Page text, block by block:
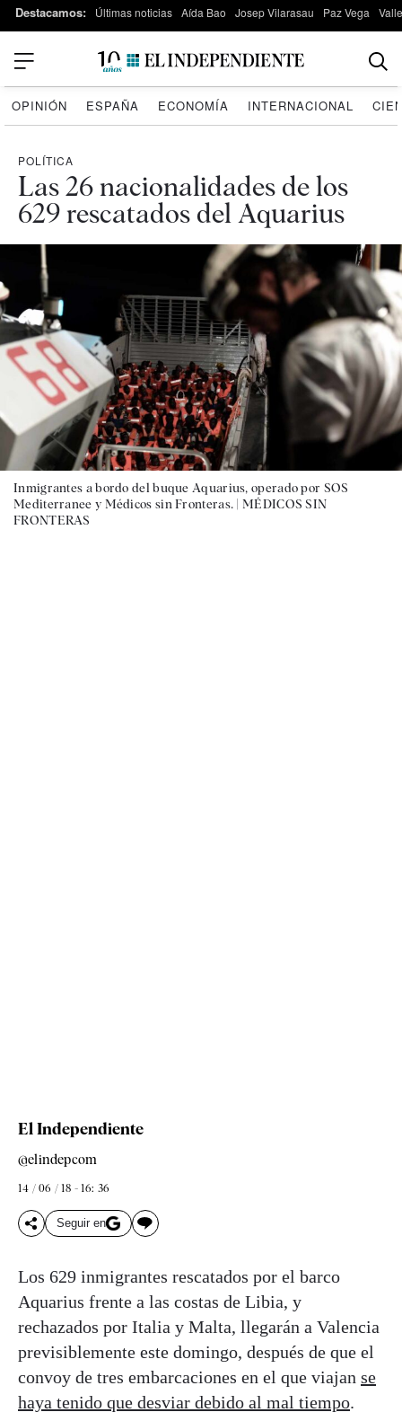
Destacamos: Últimas noticias Aída Bao Josep Vilarasau Paz Vega
OPINIÓN ESPAÑA ECONOMÍA INTERNACIONAL
POLÍTICA
Las 26 nacionalidades de los
629 rescatados del Aquarius
Inmigrantes a bordo del buque Aquarius, operado por SOS
Mediterranee y Médicos sin Fronteras. |MÉDICOS SIN
FRONTERAS
El Independiente
@elindepcom
14 / 06 / 18 - 16: 36
Seguir en
Los 629 inmigrantes rescatados por el barco
Aquarius frente a las costas de Libia, y
rechazados por Italia y Malta, llegarán a Valencia
previsiblemente este domingo, después de que el
convoy de tres embarcaciones en el que viajan se
haya tenido que desviar debido al mal tiempo.